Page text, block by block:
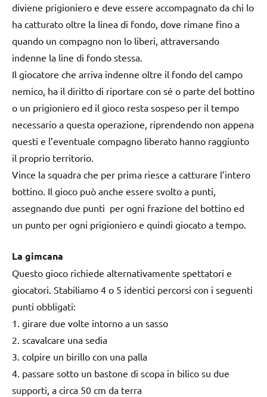
diviene prigioniero e deve essere accompagnato da chi lo
ha catturato oltre la linea di fondo, dove rimane fino a
quando un compagno non lo liberi, attraversando
indenne la line di fondo stessa.
Il giocatore che arriva indenne oltre il fondo del campo
nemico, ha il diritto di riportare con sé o parte del bottino
o un prigioniero ed il gioco resta sospeso per il tempo
necessario a questa operazione, riprendendo non appena
questi e l’eventuale compagno liberato hanno raggiunto
il proprio territorio.
Vince la squadra che per prima riesce a catturare l’intero
bottino. Il gioco può anche essere svolto a punti,
assegnando due punti per ogni frazione del bottino ed
un punto per ogni prigioniero e quindi giocato a tempo.
La gimcana
Questo gioco richiede alternativamente spettatori e
giocatori. Stabiliamo 4 o 5 identici percorsi con i seguenti
punti obbligati:
1. girare due volte intorno a un sasso
2. scavalcare una sedia
3. colpire un birillo con una palla
4. passare sotto un bastone di scopa in bilico su due
supporti, a circa 50 cm da terra